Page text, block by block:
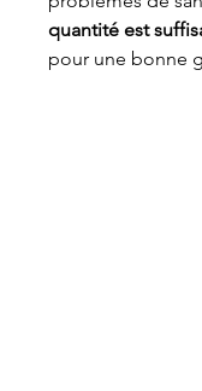
quantité est
pour une bonne